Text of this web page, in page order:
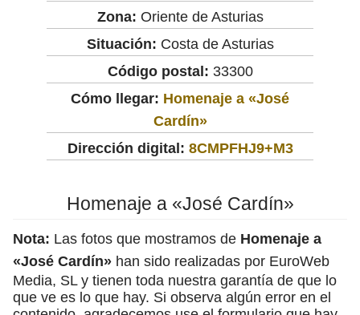
Zona: Oriente de Asturias
Situación: Costa de Asturias
Código postal: 33300
Cómo llegar: Homenaje a «José
Cardín»
Dirección digital: 8CMPFHJ9+M3
Homenaje a «José Cardín»
Nota: Las fotos que mostramos de Homenaje a
«José Cardín» han sido realizadas por EuroWeb
Media, SL y tienen toda nuestra garantía de que lo
que ve es lo que hay. Si observa algún error en el